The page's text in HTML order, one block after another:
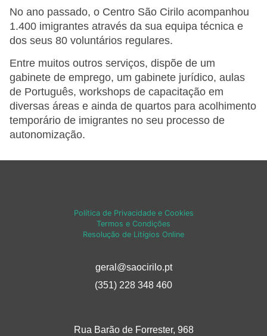
No ano passado, o Centro São Cirilo acompanhou
1.400 imigrantes através da sua equipa técnica e
dos seus 80 voluntários regulares.
Entre muitos outros serviços, dispõe de um
gabinete de emprego, um gabinete jurídico, aulas
de Português, workshops de capacitação em
diversas áreas e ainda de quartos para acolhimento
temporário de imigrantes no seu processo de
autonomização.
Política de Privacidade e Cookies
Termos e Condições
Resolução de Litígios Online
geral@saocirilo.pt
(351) 228 348 460
Rua Barão de Forrester, 968